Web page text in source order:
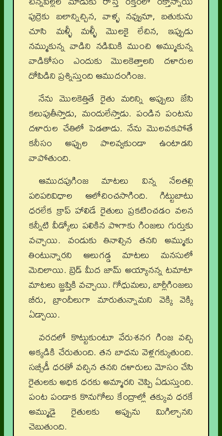
పుర్రెకు బలాన్నిచ్చిన, వాళ్ళ నవ్వునూ, బతుకును
చూసి మళ్ళీ మళ్ళీ మొలకై లేచిన, ఇప్పుడు
నమ్ముకున్న వాడిని నడిమికి ముంచి అమ్ముకున్న
వాడికోసం ఎందుకు మొలకెత్తాలని దళారుల
దోపిడిని ప్రశ్నిస్తుంది ఆముదంగింజ.
నేను మొలకెత్తితే రైతు మరిన్ని అప్పులు జేసి
కలుపుతీస్తాడు, మందులేస్తాడు. పండిన పంటను
దళారుల చేతిలో పెడతాడు. నేను మొలవకపోతే
కనీసం అప్పుల పాలవ్వకుండా ఉంటాడని
వాపోతుంది.
ఆముదపుగింజ మాటలు విన్న నేలతల్లి
పరిపరివిధాల ఆలోచించసాగింది. గిట్టుబాటు
ధరలేక క్రాప్‌ హాలిడే రైతులు ప్రకటించడం వలన
కన్నీటి వీడ్కోలు పలికిన పొగాకు గింజలు గుర్తుకు
వచ్చాయి. వండుకు తినాల్సిన తనని అమ్ముకు
తింటున్నారని ఆలుగడ్డ మాటలు మనసులో
మెదిలాయి. బ్రెడ్‌ మీద జామ్‌ అయ్యానన్న టమాటా
మాటలు జ్ఞప్తికి వచ్చాయి. గోధుమలు, బార్లీగింజలు
బీరు, బ్రాందీలుగా మారుతున్నామని వెక్కి వెక్కి
ఏడ్చాయి.
వరదలో కొట్టుకుంటూ వేరుశనగ గింజ వచ్చి
అక్కడికి చేరుతుంది. తన బాధను వెళ్లగక్కుతుంది.
సబ్సీడీ ధరతో వచ్చిన తనని దళారులు మోసం చేసి
రైతులకు అధిక ధరకు అమ్మారని చెప్పి ఏడుస్తుంది.
పంట పండాక కొనుగోలు కేంద్రాల్లో తక్కువ ధరకే
అమ్ముడై రైతులకు అప్పును మిగిల్చానని
చెబుతుంది.